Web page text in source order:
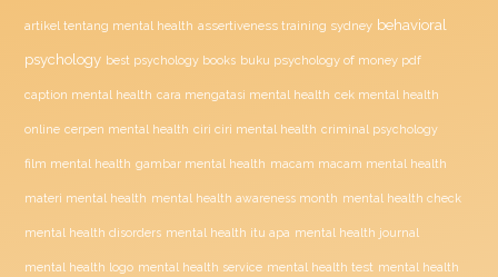
artikel tentang mental health assertiveness training sydney behavioral
psychology best psychology books buku psychology of money pdf
caption mental health cara mengatasi mental health cek mental health
online cerpen mental health ciri ciri mental health criminal psychology
film mental health gambar mental health macam macam mental health
materi mental health mental health awareness month mental health check
mental health disorders mental health itu apa mental health journal
mental health logo mental health service mental health test mental health